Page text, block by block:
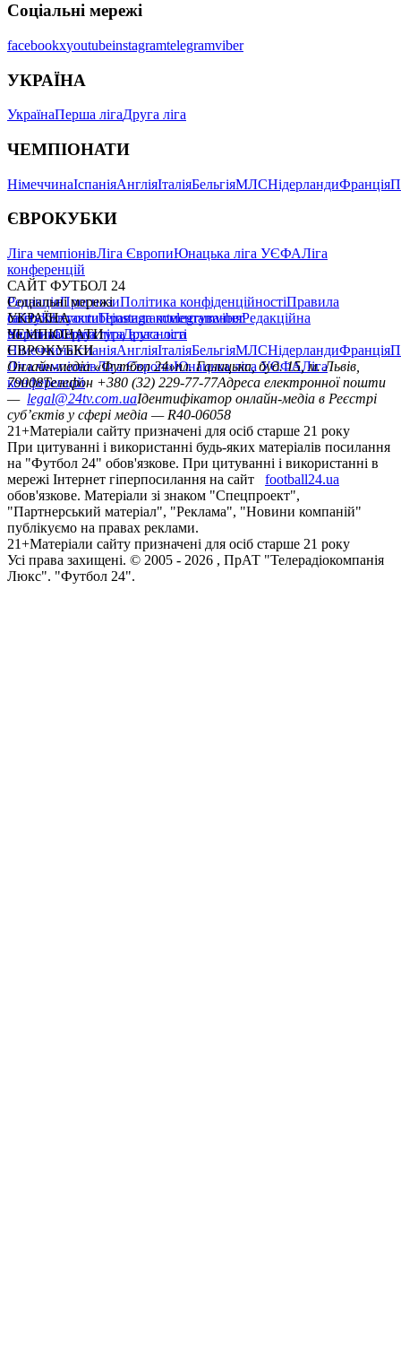
Соціальні мережі
facebookxyoutubeinstagramtelegramviber
УКРАЇНА
УкраїнаПерша лігаДруга ліга
ЧЕМПІОНАТИ
НімеччинаІспаніяАнгліяІталіяБельгіяМЛСНідерландиФранція
ЄВРОКУБКИ
Ліга чемпіонівЛіга ЄвропиЮнацька ліга УЄФАЛіга
конференцій
САЙТ ФУТБОЛ 24
РедакціяПрогнозиПолітика конфіденційностіПравила
сайтуКонтактиПравила коментуванняРедакційна
політикаСтруктура власності
Соціальні мережі
facebookxyoutubeinstagramtelegramviber
УКРАЇНА
УкраїнаПерша лігаДруга ліга
ЧЕМПІОНАТИ
НімеччинаІспаніяАнгліяІталіяБельгіяМЛСНідерландиФранція
ЄВРОКУБКИ
Ліга чемпіонівЛіга ЄвропиЮнацька ліга УЄФАЛіга
конференцій
Онлайн-медіа «Футбол 24»пл. Галицька, буд. 15, м. Львів,
79008Телефон +380 (32) 229-77-77Адреса електронної пошти
— legal@24tv.com.uaІдентифікатор онлайн-медіа в Реєстрі
суб’єктів у сфері медіа — R40-06058
21+Матеріали сайту призначені для осіб старше 21 року
При цитуванні і використанні будь-яких матеріалів посилання
на "Футбол 24" обов'язкове. При цитуванні і використанні в
мережі Інтернет гіперпосилання на сайт
football24.ua
обов'язкове. Матеріали зі знаком "Спецпроект",
"Партнерський матеріал", "Реклама", "Новини компаній"
публікуємо на правах реклами.
21+Матеріали сайту призначені для осіб старше 21 року
Усi права захищенi. © 2005 - 2026 , ПрАТ "Телерадіокомпанія
Люкс". "Футбол 24".